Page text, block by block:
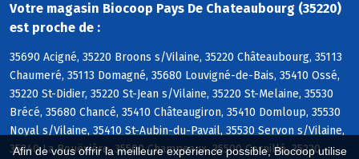
Afin de vous offrir la meilleure expérience possible, Biocoop utilise
Votre magasin Biocoop Pays De Chateaubourg (35220)
est proche de :
35690 Acigné, 35220 Broons s/Vilaine, 35220 Châteaubourg, 35113
Chaumeré, 35113 Domagné, 35680 Louvigné-de-Bais, 35410 Ossé,
35220 St-Didier, 35220 St-Jean s/Vilaine, 35220 St-Melaine, 35530
Brécé, 35680 Chancé, 35410 Châteaugiron, 35410 Domloup, 35530
Noyal s/Vilaine, 35410 St-Aubin-du-Pavail, 35530 Servon s/Vilaine,
35340 La Bouëxière, 35500 Champeaux, 35500 Cornillé, 35220